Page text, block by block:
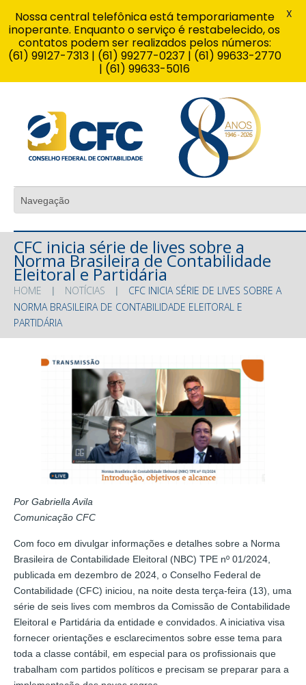
CFC inicia série de lives sobre a
Norma Brasileira de Contabilidade
Eleitoral e Partidária
HOME NOTÍCIAS
CFC INICIA SÉRIE DE LIVES SOBRE A
NORMA BRASILEIRA DE CONTABILIDADE ELEITORAL E
PARTIDÁRIA
Por Gabriella Avila
Comunicação CFC
Com foco em divulgar informações e detalhes sobre a Norma
Brasileira de Contabilidade Eleitoral (NBC) TPE nº 01/2024,
publicada em dezembro de 2024, o Conselho Federal de
Contabilidade (CFC) iniciou, na noite desta terça-feira (13), uma
série de seis lives com membros da Comissão de Contabilidade
Eleitoral e Partidária da entidade e convidados. A iniciativa visa
fornecer orientações e esclarecimentos sobre esse tema para
toda a classe contábil, em especial para os profissionais que
trabalham com partidos políticos e precisam se preparar para a
Nossa central telefônica está temporariamente
inoperante. Enquanto o serviço é restabelecido, os
contatos podem ser realizados pelos números:
(61) 99127-7313 | (61) 99277-0237 | (61) 99633-2770
| (61) 99633-5016
X